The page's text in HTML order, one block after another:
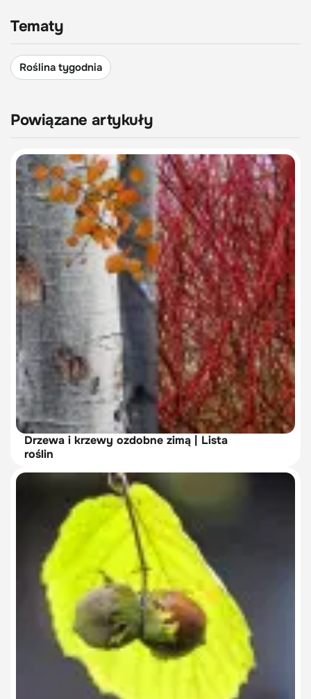
Tematy
Roślina tygodnia
Powiązane artykuły
Drzewa i krzewy ozdobne zimą | Lista
roślin